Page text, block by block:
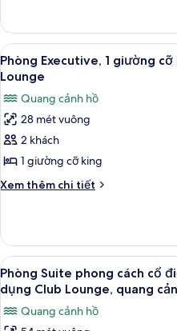
giường
cỡ
king,
quang
cảnh
thành
phố
Phòng
phong
cách
cổ
giường
cỡ
king,
quang
thành
Xem
tất
ảnh
Phòng
Executive,
1
giường
quyền
sử
dụng
Club
Lounge
8
Phòng Executive, 1 giường
Lounge
Quang cảnh hồ
28 mét vuông
2 khách
1 giường cỡ king
Xem thêm chi tiết
Chi
Phòng
Executive,
1
giường
cỡ
king,
quyền
Xem
tất
cả
ảnh
14
Phòng Suite phong cách cổ
dụng Club Lounge, quang
Quang cảnh hồ